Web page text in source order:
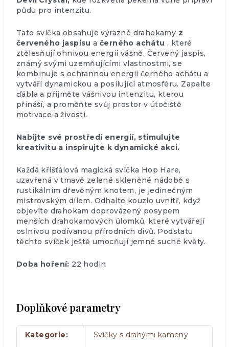
půdu pro intenzitu.
Tato svíčka obsahuje výrazné drahokamy z
červeného jaspisu ačerného achátu , které
ztělesňují ohnivou energii vášně. Červený jaspis,
známý svými uzemňujícími vlastnostmi, se
kombinuje s ochrannou energií černého achátu a
vytváří dynamickou a posilující atmosféru. Zapalte
ďábla a přijměte vášnivou intenzitu, kterou
přináší, a proměňte svůj prostor v útočiště
motivace a živosti.
Nabijte své prostředí energií, stimulujte
kreativitu a inspirujte k dynamické akci.
Každá křišťálová magická svíčka Hop Hare,
uzavřená v tmavě zelené skleněné nádobě s
rustikálním dřevěným knotem, je jedinečným
mistrovským dílem. Odhalte kouzlo uvnitř, když
objevíte drahokam doprovázený posypem
menších drahokamových úlomků, které vytvářejí
oslnivou podívanou přírodních divů. Podstatu
těchto svíček ještě umocňují jemné suché květy.
Doba hoření: 22 hodin
Doplňkové parametry
Kategorie:
Svíčky s drahými kameny